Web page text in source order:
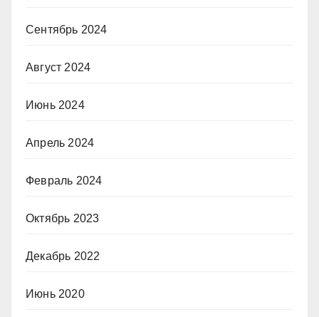
Сентябрь 2024
Август 2024
Июнь 2024
Апрель 2024
Февраль 2024
Октябрь 2023
Декабрь 2022
Июнь 2020